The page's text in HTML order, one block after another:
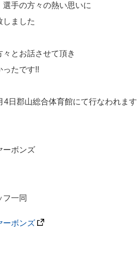
選手の方々の熱い思いに
しました
々とお話させて頂き
ったです!!
4日郡山総合体育館にて行なわれます
ーボンズ
フ一同
ーボンズ